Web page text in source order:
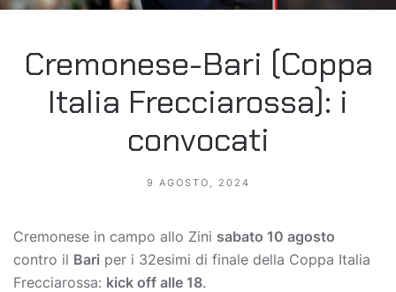
Cremonese-Bari (Coppa
Italia Frecciarossa): i
convocati
9 AGOSTO, 2024
Cremonese in campo allo Zini sabato 10 agosto
contro il Bari per i 32esimi di finale della Coppa Italia
Frecciarossa: kick off alle 18.